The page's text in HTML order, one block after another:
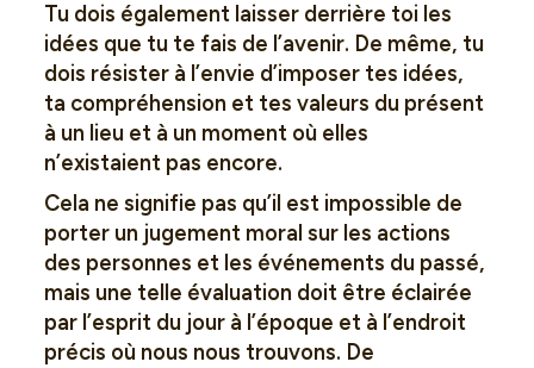
Tu dois également laisser derrière toi les
idées que tu te fais de l’avenir. De même, tu
dois résister à l’envie d’imposer tes idées,
ta compréhension et tes valeurs du présent
à un lieu et à un moment où elles
n’existaient pas encore.
Cela ne signifie pas qu’il est impossible de
porter un jugement moral sur les actions
des personnes et les événements du passé,
mais une telle évaluation doit être éclairée
par l’esprit du jour à l’époque et à l’endroit
précis où nous nous trouvons. De